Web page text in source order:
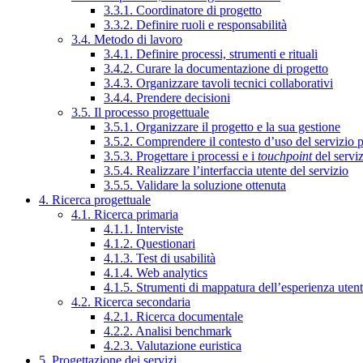
3.3.1. Coordinatore di progetto
3.3.2. Definire ruoli e responsabilità
3.4. Metodo di lavoro
3.4.1. Definire processi, strumenti e rituali
3.4.2. Curare la documentazione di progetto
3.4.3. Organizzare tavoli tecnici collaborativi
3.4.4. Prendere decisioni
3.5. Il processo progettuale
3.5.1. Organizzare il progetto e la sua gestione
3.5.2. Comprendere il contesto d’uso del servizio
3.5.3. Progettare i processi e i touchpointdel
3.5.4. Realizzare l’interfaccia utente del servizio
3.5.5. Validare la soluzione ottenuta
4. Ricerca progettuale
4.1. Ricerca primaria
4.1.1. Interviste
4.1.2. Questionari
4.1.3. Test di usabilità
4.1.4. Web analytics
4.1.5. Strumenti di mappatura dell’esperienza
4.2. Ricerca secondaria
4.2.1. Ricerca documentale
4.2.2. Analisi benchmark
4.2.3. Valutazione euristica
5. Progettazione dei servizi